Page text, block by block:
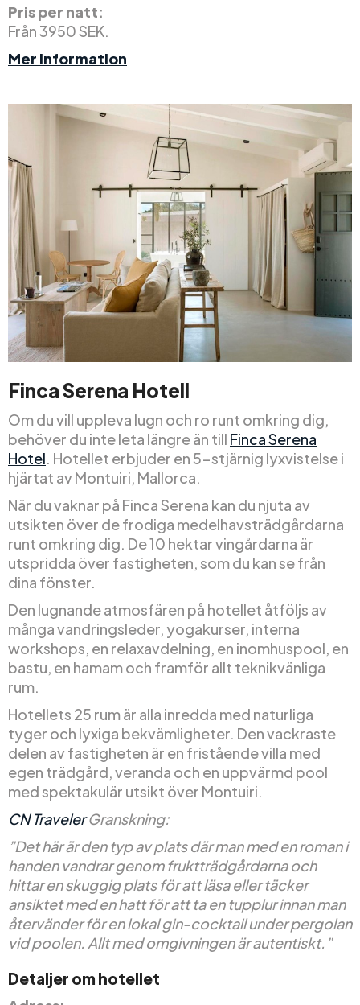
Pris per natt:
Från 3950 SEK.
Mer information
Finca Serena Hotell
Om du vill uppleva lugn och ro runt omkring dig,
behöver du inte leta längre än till Finca Serena
Hotel. Hotellet erbjuder en 5-stjärnig lyxvistelse i
hjärtat av Montuiri, Mallorca.
När du vaknar på Finca Serena kan du njuta av
utsikten över de frodiga medelhavsträdgårdarna
runt omkring dig. De 10 hektar vingårdarna är
utspridda över fastigheten, som du kan se från
dina fönster.
Den lugnande atmosfären på hotellet åtföljs av
många vandringsleder, yogakurser, interna
workshops, en relaxavdelning, en inomhuspool, en
bastu, en hamam och framför allt teknikvänliga
rum.
Hotellets 25 rum är alla inredda med naturliga
tyger och lyxiga bekvämligheter. Den vackraste
delen av fastigheten är en fristående villa med
egen trädgård, veranda och en uppvärmd pool
med spektakulär utsikt över Montuiri.
CN TravelerGranskning:
”Det här är den typ av plats där man med en roman i
handen vandrar genom fruktträdgårdarna och
hittar en skuggig plats för att läsa eller täcker
ansiktet med en hatt för att ta en tupplur innan man
återvänder för en lokal gin-cocktail under pergolan
vid poolen. Allt med omgivningen är autentiskt.”
Detaljer om hotellet